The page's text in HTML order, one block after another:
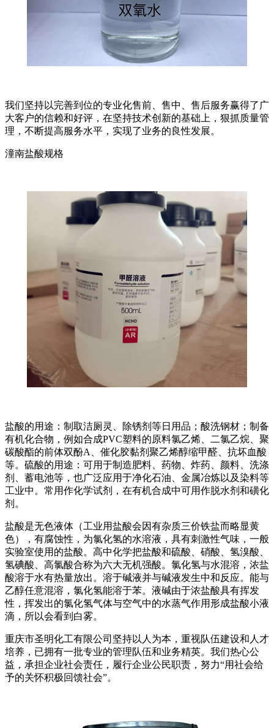
我们坚持以完善到位的专业化售前、售中、售后服务赢得了广
大客户的信赖和好评，在坚持技术创新的基础上，狠抓质量管
理，不断提高服务水平，实现了业务的良性发展。
潼南盐酸规格
盐酸的用途：制取洁厕灵、除锈剂等日用品；酸洗钢材；制备
有机化合物，例如合成PVC塑料的原料氯乙烯、二氯乙烷、聚
碳酸酯的前体双酚A、催化胶黏剂聚乙烯醇缩甲醛、抗坏血酸
等。硫酸的用途：可用于制造肥料、药物、炸药、颜料、洗涤
剂、蓄电池等，也广泛应用于净化石油、金属冶炼以及染料等
工业中。常用作化学试剂，在有机合成中可用作脱水剂和磺化
剂。
盐酸是无色液体（工业用盐酸会因有杂质三价铁盐而略显黄
色），有腐蚀性，为氯化氢的水溶液，具有刺激性气味，一般
实验室使用的盐酸。高中化学把盐酸和硫酸、硝酸、氢溴酸、
氢碘酸、高氯酸合称为六大无机强酸。氯化氢与水混溶，浓盐
酸溶于水有热量放出。溶于碱液并与碱液发生中和反应。能与
乙醇任意混溶，氯化氢能溶于苯。液碱由于浓盐酸具有挥发
性，挥发出的氯化氢气体与空气中的水蒸气作用形成盐酸小液
滴，所以会看到白雾。
重庆市圣明化工有限公司坚持以人为本，重视队伍建设和人才
培养，已拥有一批专业的管理队伍和业务精英。我们热心公
益，承担企业社会责任，履行企业公民职责，努力“用社会给
予的关怀积极回馈社会”。